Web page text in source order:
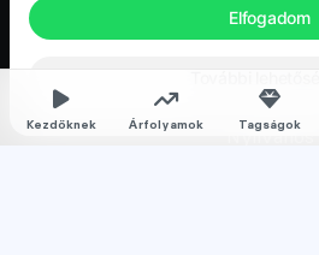
Kezdőknek Árfolyamok Tagságok
Elfogadom
Megapack
Nyilvános